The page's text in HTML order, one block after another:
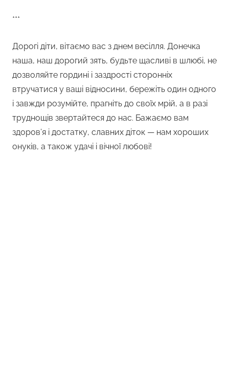
***
Дорогі діти, вітаємо вас з днем весілля. Донечка
наша, наш дорогий зять, будьте щасливі в шлюбі, не
дозволяйте гордині і заздрості сторонніх
втручатися у ваші відносини, бережіть один одного
і завжди розумійте, прагніть до своїх мрій, а в разі
труднощів звертайтеся до нас. Бажаємо вам
здоров’я і достатку, славних діток — нам хороших
онуків, а також удачі і вічної любові!